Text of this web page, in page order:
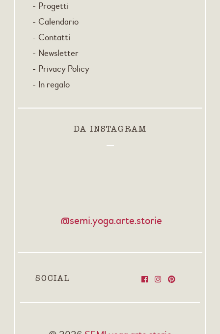
Progetti
Calendario
Contatti
Newsletter
Privacy Policy
In regalo
DA INSTAGRAM
@semi.yoga.arte.storie
SOCIAL